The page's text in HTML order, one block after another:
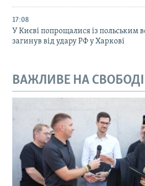
17:08
У Києві попрощалися із польським
загинув від удару РФ у Харкові
ВАЖЛИВЕ НА СВОБОДІ